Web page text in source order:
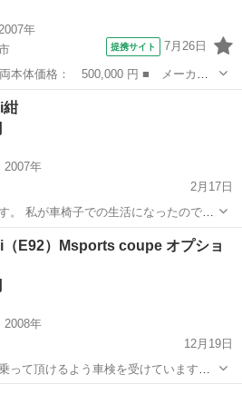
2007年
提携サイト 7月26日
リーズ ■ グレード名： １１６
ラック ディーラー車 右Ｈ ■ 排気
紺
2007年
2月17日
。 私が車椅子での生活になったので、
す。 車両の程度は走行距離なりです。
現在入院中の為、迅速な対応は難しい
（E92）Msports coupe オプショ
2008年
12月19日
って頂けるよう車検を受けていますし
ちょこあります。 エンジンは調子良い